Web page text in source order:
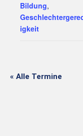
Bildung,
igkeit
« Alle Termine